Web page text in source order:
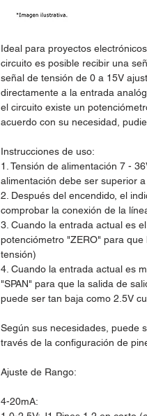
Ideal para proyectos
circuito es posible recibir una
señal de tensión de 0 a 15V
directamente a la entrada
el circuito existe un
acuerdo con su necesidad,
Instrucciones de uso:
1. Tensión de alimentación 7 -
alimentación debe ser superior a
2. Después del encendido, el
comprobar la conexión de la
3. Cuando la entrada actual es
potenciómetro "ZERO" para
tensión)
4. Cuando la entrada actual es
"SPAN" para que la salida de
puede ser tan baja como 2.5V
Según sus necesidades, puede
través de la configuración de
Ajuste de Rango:
4-20mA: